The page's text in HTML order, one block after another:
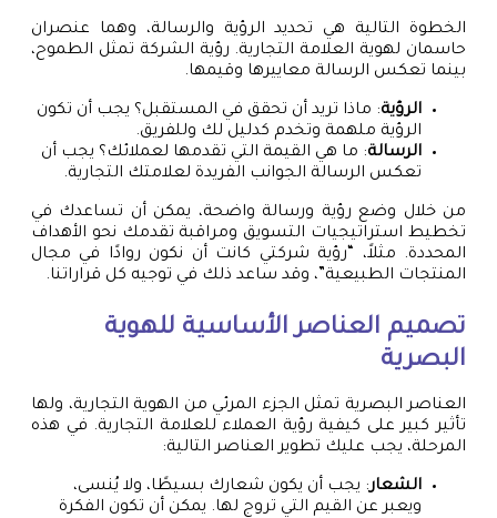
الخطوة التالية هي تحديد الرؤية والرسالة، وهما عنصران
حاسمان لهوية العلامة التجارية. رؤية الشركة تمثل الطموح،
بينما تعكس الرسالة معاييرها وقيمها.
الرؤية: ماذا تريد أن تحقق في المستقبل؟ يجب أن تكون
الرؤية ملهمة وتخدم كدليل لك وللفريق.
الرسالة: ما هي القيمة التي تقدمها لعملائك؟ يجب أن
تعكس الرسالة الجوانب الفريدة لعلامتك التجارية.
من خلال وضع رؤية ورسالة واضحة، يمكن أن تساعدك في
تخطيط استراتيجيات التسويق ومراقبة تقدمك نحو الأهداف
المحددة. مثلاً، “رؤية شركتي كانت أن نكون روادًا في مجال
المنتجات الطبيعية”، وقد ساعد ذلك في توجيه كل قراراتنا.
تصميم العناصر الأساسية للهوية
البصرية
العناصر البصرية تمثل الجزء المرئي من الهوية التجارية، ولها
تأثير كبير على كيفية رؤية العملاء للعلامة التجارية. في هذه
المرحلة، يجب عليك تطوير العناصر التالية:
الشعار: يجب أن يكون شعارك بسيطًا، ولا يُنسى،
ويعبر عن القيم التي تروج لها. يمكن أن تكون الفكرة